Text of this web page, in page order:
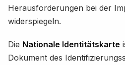
Herausforderungen bei der
widerspiegeln.
Die Nationale Identitätskarte
Dokument des